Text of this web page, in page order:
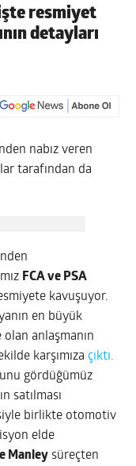
resmiyet
detayları
nabız veren
tarafından da
FCA ve PSA
kavuşuyor.
en büyük
anlaşmanın
karşımıza çıktı.
gördüğümüz
satılması
birlikte otomotiv
elde
Manley süreçten